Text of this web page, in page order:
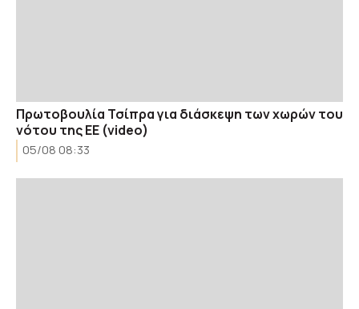
Πρωτοβουλία Τσίπρα για διάσκεψη των χωρών του
νότου της ΕΕ (video)
05/08 08:33